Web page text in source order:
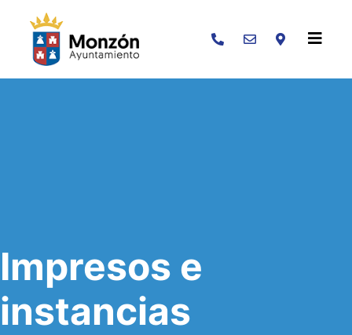
Buscar
Impresos e
instancias